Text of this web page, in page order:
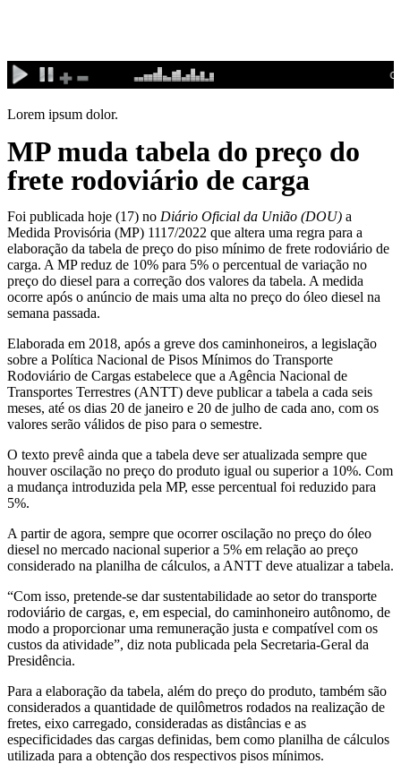
conteúdo
Lorem ipsum dolor.
MP muda tabela do preço do
frete rodoviário de carga
Foi publicada hoje (17) no Diário Oficial da União (DOU) a
Medida Provisória (MP) 1117/2022 que altera uma regra para a
elaboração da tabela de preço do piso mínimo de frete rodoviário de
carga. A MP reduz de 10% para 5% o percentual de variação no
preço do diesel para a correção dos valores da tabela. A medida
ocorre após o anúncio de mais uma alta no preço do óleo diesel na
semana passada.
Elaborada em 2018, após a greve dos caminhoneiros, a legislação
sobre a Política Nacional de Pisos Mínimos do Transporte
Rodoviário de Cargas estabelece que a Agência Nacional de
Transportes Terrestres (ANTT) deve publicar a tabela a cada seis
meses, até os dias 20 de janeiro e 20 de julho de cada ano, com os
valores serão válidos de piso para o semestre.
O texto prevê ainda que a tabela deve ser atualizada sempre que
houver oscilação no preço do produto igual ou superior a 10%. Com
a mudança introduzida pela MP, esse percentual foi reduzido para
5%.
A partir de agora, sempre que ocorrer oscilação no preço do óleo
diesel no mercado nacional superior a 5% em relação ao preço
considerado na planilha de cálculos, a ANTT deve atualizar a tabela.
“Com isso, pretende-se dar sustentabilidade ao setor do transporte
rodoviário de cargas, e, em especial, do caminhoneiro autônomo, de
modo a proporcionar uma remuneração justa e compatível com os
custos da atividade”, diz nota publicada pela Secretaria-Geral da
Presidência.
Para a elaboração da tabela, além do preço do produto, também são
considerados a quantidade de quilômetros rodados na realização de
fretes, eixo carregado, consideradas as distâncias e as
especificidades das cargas definidas, bem como planilha de cálculos
utilizada para a obtenção dos respectivos pisos mínimos.